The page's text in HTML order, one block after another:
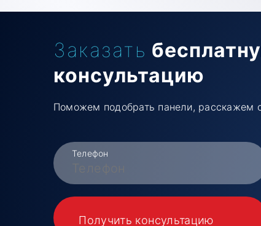
Заказать
консультацию
Поможем подобрать панели, расскажем
Телефон